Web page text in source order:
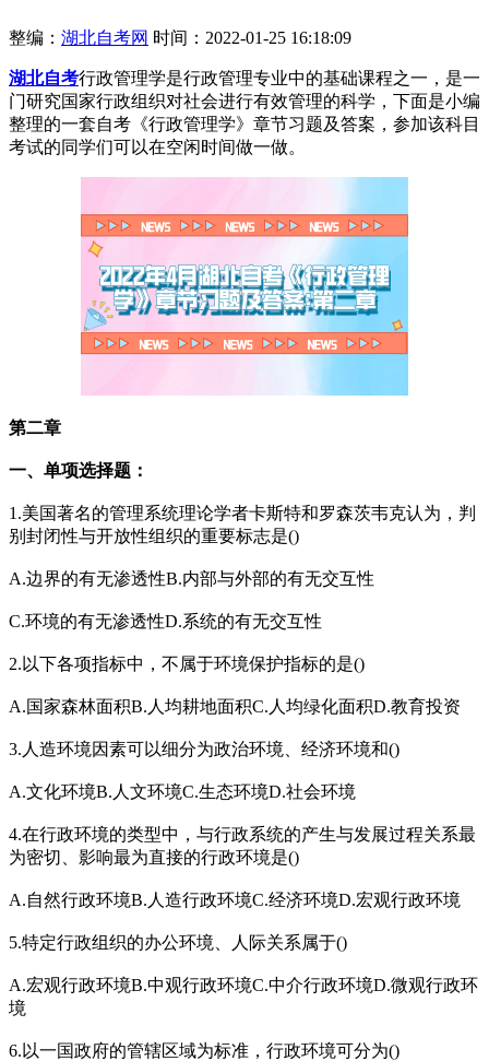
整编： 湖北自考网 时间：2022-01-25 16:18:09
湖北自考行政管理学是行政管理专业中的基础课程之一，是一
门研究国家行政组织对社会进行有效管理的科学，下面是小编
整理的一套自考《行政管理学》章节习题及答案，参加该科目
考试的同学们可以在空闲时间做一做。
第二章
一、单项选择题：
1.美国著名的管理系统理论学者卡斯特和罗森茨韦克认为，判
别封闭性与开放性组织的重要标志是()
A.边界的有无渗透性B.内部与外部的有无交互性
C.环境的有无渗透性D.系统的有无交互性
2.以下各项指标中，不属于环境保护指标的是()
A.国家森林面积B.人均耕地面积C.人均绿化面积D.教育投资
3.人造环境因素可以细分为政治环境、经济环境和()
A.文化环境B.人文环境C.生态环境D.社会环境
4.在行政环境的类型中，与行政系统的产生与发展过程关系最
为密切、影响最为直接的行政环境是()
A.自然行政环境B.人造行政环境C.经济环境D.宏观行政环境
5.特定行政组织的办公环境、人际关系属于()
A.宏观行政环境B.中观行政环境C.中介行政环境D.微观行政环
境
6.以一国政府的管辖区域为标准，行政环境可分为()